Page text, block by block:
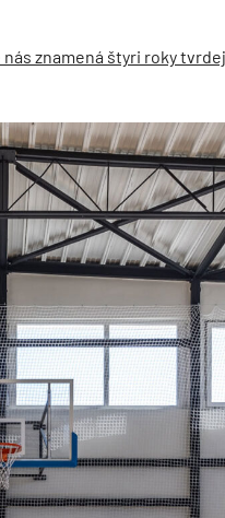
znamená štyri roky